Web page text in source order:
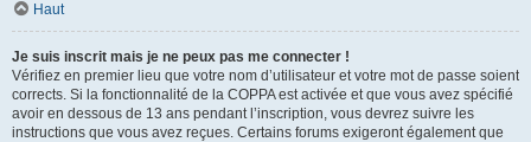
Haut
Je suis inscrit mais je ne peux pas me connecter !
Vérifiez en premier lieu que votre nom d’utilisateur et votre mot de passe soient
corrects. Si la fonctionnalité de la COPPA est activée et que vous avez spécifié
avoir en dessous de 13 ans pendant l’inscription, vous devrez suivre les
instructions que vous avez reçues. Certains forums exigeront également que